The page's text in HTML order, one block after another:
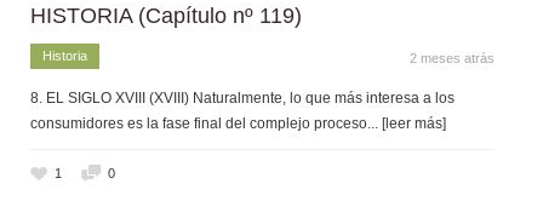
HISTORIA (Capítulo nº 119)
Historia 2 meses atrás
8. EL SIGLO XVIII (XVIII) Naturalmente, lo que más interesa a los
consumidores es la fase final del complejo proceso... [leer más]
1 0